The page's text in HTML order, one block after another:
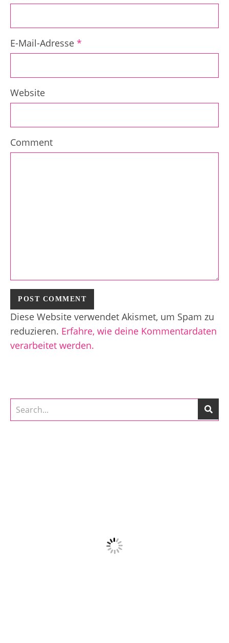
E-Mail-Adresse *
Website
Comment
Diese Website verwendet Akismet, um Spam zu
reduzieren. Erfahre, wie deine Kommentardaten
verarbeitet werden.